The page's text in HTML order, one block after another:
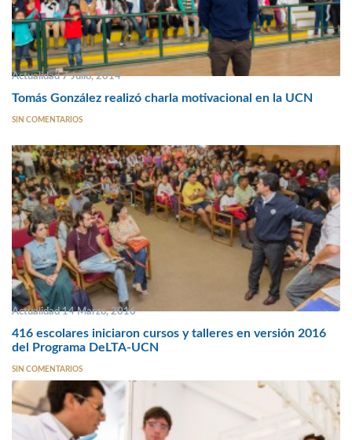
Actualidad 7 Julio, 2014
Tomás González realizó charla motivacional en la UCN
SIN COMENTARIOS
Actualidad 14 Marzo, 2016
416 escolares iniciaron cursos y talleres en versión 2016
del Programa DeLTA-UCN
SIN COMENTARIOS